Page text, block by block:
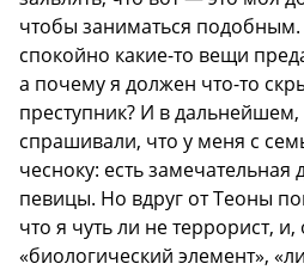
чтобы заниматься
спокойно какие-то вещи
а почему я должен что-то
преступник? И в дальнейшем,
спрашивали, что у меня с
чесноку: есть замечательная
певицы. Но вдруг от Теоны
что я чуть ли не террорист, и,
«биологический элемент»,